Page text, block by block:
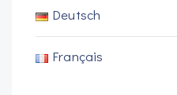
Deutsch
Français